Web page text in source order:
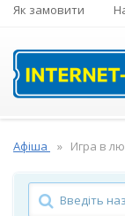
Як замовити
Афіша Игра в